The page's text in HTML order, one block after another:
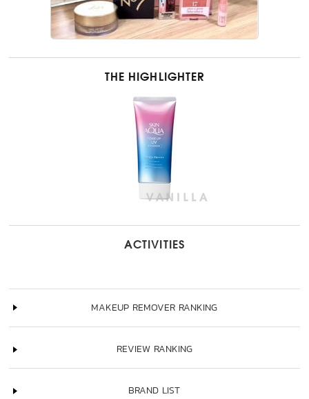
THE HIGHLIGHTER
ACTIVITIES
MAKEUP REMOVER RANKING
REVIEW RANKING
BRAND LIST